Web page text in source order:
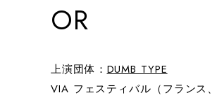
OR
上演団体： DUMB TYPE
VIA フェスティバル（フランス